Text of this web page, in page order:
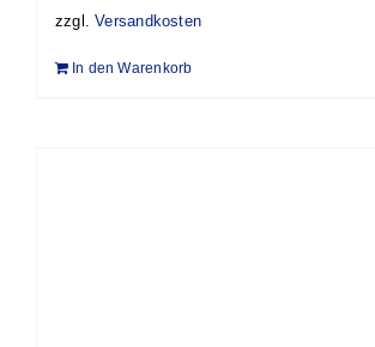
zzgl.Versandkosten
In den Warenkorb